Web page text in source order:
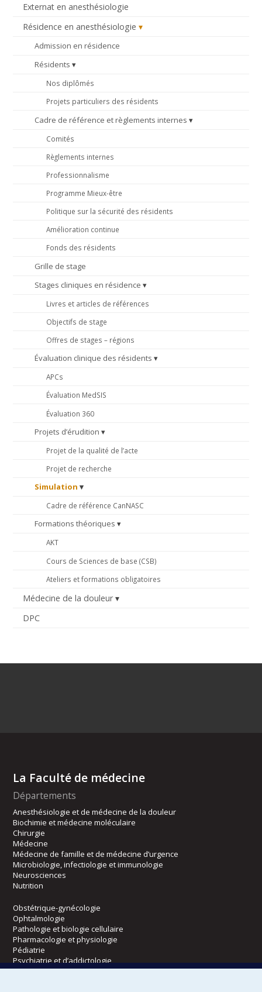
Externat en anesthésiologie
Résidence en anesthésiologie
Admission en résidence
Résidents
Nos diplômés
Projets particuliers des résidents
Cadre de référence et règlements internes
Comités
Règlements internes
Professionnalisme
Programme Mieux-être
Politique sur la sécurité des résidents
Amélioration continue
Fonds des résidents
Grille de stage
Stages cliniques en résidence
Livres et articles de références
Objectifs de stage
Offres de stages – régions
Évaluation clinique des résidents
APCs
Évaluation MedSIS
Évaluation 360
Projets d’érudition
Projet de la qualité de l’acte
Projet de recherche
Simulation
Cadre de référence CanNASC
Formations théoriques
AKT
Cours de Sciences de base (CSB)
Ateliers et formations obligatoires
Médecine de la douleur
DPC
La Faculté de médecine
Départements
Anesthésiologie et de médecine de la douleur
Biochimie et médecine moléculaire
Chirurgie
Médecine
Médecine de famille et de médecine d’urgence
Microbiologie, infectiologie et immunologie
Neurosciences
Nutrition
Obstétrique-gynécologie
Ophtalmologie
Pathologie et biologie cellulaire
Pharmacologie et physiologie
Pédiatrie
Psychiatrie et d’addictologie
Radiologie, radio-oncologie et médecine nucléaire